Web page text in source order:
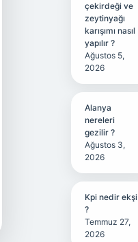
çekirdeği ve
zeytinyağı
karışımı nasıl
yapılır ?
Ağustos 5,
2026
Alanya
nereleri
gezilir ?
Ağustos 3,
2026
Kpi nedir ekşi
?
Temmuz 27,
2026